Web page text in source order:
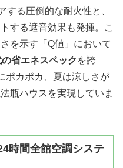
する圧倒的な耐火性と、
する遮音効果も発揮。こ
を示す「Q値」において
省エネスペック を誇
ポカポカ、夏は涼しさが
瓶ハウスを実現していま
時間全館空調システ